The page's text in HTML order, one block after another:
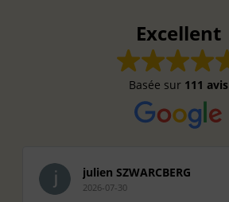
Excellent
Basée sur 111 avis
julien SZWARCBERG
2026-07-30